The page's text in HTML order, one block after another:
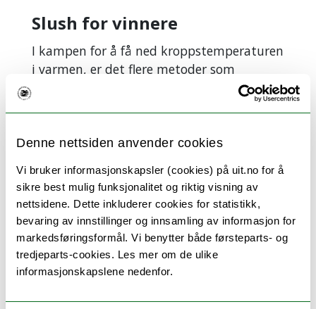
Denne nettsiden anvender cookies
Vi bruker informasjonskapsler (cookies) på uit.no for å
sikre best mulig funksjonalitet og riktig visning av
nettsidene. Dette inkluderer cookies for statistikk,
bevaring av innstillinger og innsamling av informasjon for
markedsføringsformål. Vi benytter både førsteparts- og
tredjeparts-cookies. Les mer om de ulike
informasjonskapslene nedenfor.
Slush for vinnere
I kampen for å få ned kroppstemperaturen
i varmen, er det flere metoder som